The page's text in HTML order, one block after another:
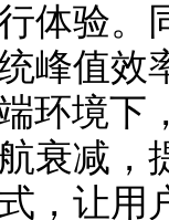
体验。
峰值效
环境下
衰减，
，让用